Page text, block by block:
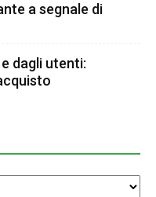
a segnale di
dagli utenti: